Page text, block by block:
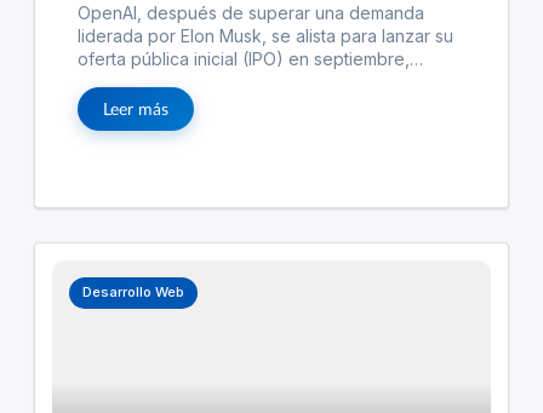
OpenAI, después de superar una demanda
liderada por Elon Musk, se alista para lanzar su
oferta pública inicial (IPO) en septiembre,
Morgan Stanley. La noticia llega al mismo tiempo
que se anticipa la IPO de SpaceX, otro
enfrentamiento. La expectativa crece sobre
valor en el mercado.
Leer más
Desarrollo Web